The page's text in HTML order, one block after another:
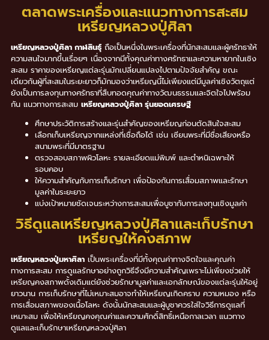
ตลาดพระเครื่องและแนวทางการสะสม
เหรียญหลวงปู่ศิลา
เหรียญหลวงปู่ศิลา กาฬสินธุ์ ถือเป็นหนึ่งในพระเครื่องที่นักสะสมและผู้ศรัทธาให้
ความสนใจมากขึ้นเรื่อยๆ เนื่องจากมีทั้งคุณค่าทางศรัทธาและความหายากในเชิง
สะสม ราคาของเหรียญแต่ละรุ่นมักเปลี่ยนแปลงไปตามปัจจัยสำคัญ ขณะ
เดียวกันผู้ที่สะสมในระยะยาวก็มักมองว่าเหรียญนี้ไม่เพียงแต่มีมูลค่าเชิงวัตถุแต่
ยังเป็นการลงทุนทางศรัทธาที่สืบทอดคุณค่าทางวัฒนธรรมและจิตใจไปพร้อม
กัน แนวทางการสะสม เหรียญหลวงปู่ศิลา รุ่นยอดเศรษฐี
ศึกษาประวัติการสร้างและรุ่นสำคัญของเหรียญก่อนตัดสินใจสะสม
เลือกเก็บเหรียญจากแหล่งที่เชื่อถือได้ เช่น เซียนพระที่มีชื่อเสียงหรือ
สนามพระที่มีมาตรฐาน
ตรวจสอบสภาพผิวโลหะ รายละเอียดแม่พิมพ์ และตำหนิเฉพาะให้
รอบคอบ
ให้ความสำคัญกับการเก็บรักษา เพื่อป้องกันการเสื่อมสภาพและรักษา
มูลค่าในระยะยาว
แบ่งเป้าหมายชัดเจนระหว่างการสะสมเพื่อบูชากับการลงทุนเชิงมูลค่า
วิธีดูแลเหรียญหลวงปู่ศิลาและเก็บรักษา
เหรียญให้คงสภาพ
เหรียญหลวงปู่มหาศิลา เป็นพระเครื่องที่มีทั้งคุณค่าทางจิตใจและคุณค่า
ทางการสะสม การดูแลรักษาอย่างถูกวิธีจึงมีความสำคัญเพราะไม่เพียงช่วยให้
เหรียญคงสภาพดั้งเดิมแต่ยังช่วยรักษามูลค่าและเอกลักษณ์ของแต่ละรุ่นให้อยู่
ยาวนาน การเก็บรักษาที่ไม่เหมาะสมอาจทำให้เหรียญเกิดคราบ ความหมอง หรือ
การเสื่อมสภาพของเนื้อโลหะ ดังนั้นนักสะสมและผู้บูชาควรใส่ใจวิธีการดูแลที่
เหมาะสม เพื่อให้เหรียญคงคุณค่าและความศักดิ์สิทธิ์เหนือกาลเวลา แนวทาง
ดูแลและเก็บรักษาเหรียญหลวงปู่ศิลา